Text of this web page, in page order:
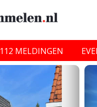
112 MELDINGEN